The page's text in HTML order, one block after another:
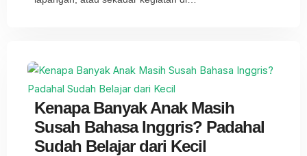
Kenapa Banyak Anak Masih
Susah Bahasa Inggris? Padahal
Sudah Belajar dari Kecil